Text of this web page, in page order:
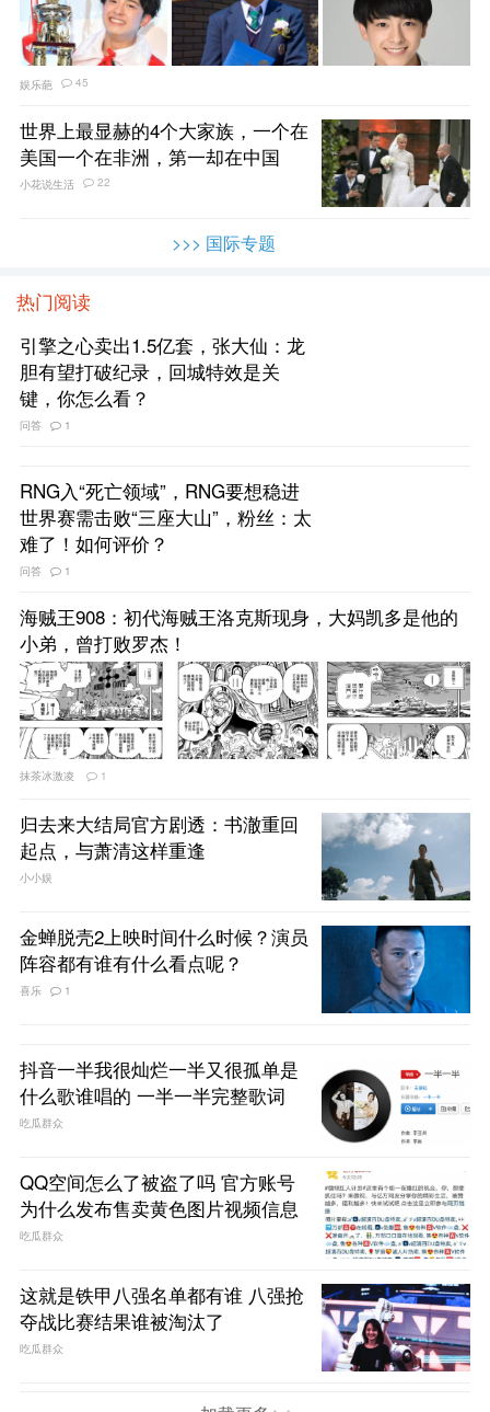
娱乐葩 45
世界上最显赫的4个大家族，一个在
美国一个在非洲，第一却在中国
小花说生活 22
>>> 国际专题
热门阅读
引擎之心卖出1.5亿套，张大仙：龙
胆有望打破纪录，回城特效是关
键，你怎么看？
问答 1
RNG入“死亡领域”，RNG要想稳进
世界赛需击败“三座大山”，粉丝：太
难了！如何评价？
问答 1
海贼王908：初代海贼王洛克斯现身，大妈凯多是他的
小弟，曾打败罗杰！
抹茶冰激凌 1
归去来大结局官方剧透：书澈重回
起点，与萧清这样重逢
小小娱
金蝉脱壳2上映时间什么时候？演员
阵容都有谁有什么看点呢？
喜乐 1
抖音一半我很灿烂一半又很孤单是
什么歌谁唱的 一半一半完整歌词
吃瓜群众
QQ空间怎么了被盗了吗 官方账号
为什么发布售卖黄色图片视频信息
吃瓜群众
这就是铁甲八强名单都有谁 八强抢
夺战比赛结果谁被淘汰了
吃瓜群众